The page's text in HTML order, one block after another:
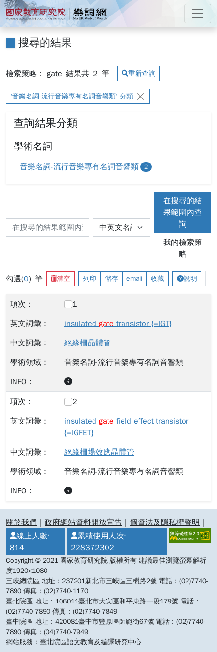
跳到主要內容
:::
國家教育研究院 樂詞網
搜尋的結果
檢索策略： gate 結果共 2 筆 重新查詢
'音樂名詞-流行音樂專有名詞音響類'.分類
查詢結果分類
學術名詞
音樂名詞-流行音樂專有名詞音響類 2
在搜尋的結
果範圍內查
詢
我的檢索策
略
勾選(0) 筆 清空 列印 儲存 email 收藏 說明
1
insulated gate transistor {=IGT}
絕緣柵晶體管
音樂名詞-流行音樂專有名詞音響類
2
insulated gate field effect transistor
{=IGFET}
絕緣柵場效應晶體管
音樂名詞-流行音樂專有名詞音響類
:::關於我們 政府網站資料開放宣告 個資法及隱私權聲明
線上人數:
814
累積使用人次:
228372302
Copyright © 2021 國家教育研究院 版權所有 建議最佳瀏覽螢幕解析
度1920×1080
三峽總院區 地址：237201新北市三峽區三樹路2號 電話：(02)7740-
7890 傳真：(02)7740-1170
臺北院區 地址：106011臺北市大安區和平東路一段179號 電話：
(02)7740-7890 傳真：(02)7740-7849
臺中院區 地址：420081臺中市豐原區師範街67號 電話：(02)7740-
7890 傳真：(04)7740-7949
網站服務：臺北院區語文教育及編譯研究中心